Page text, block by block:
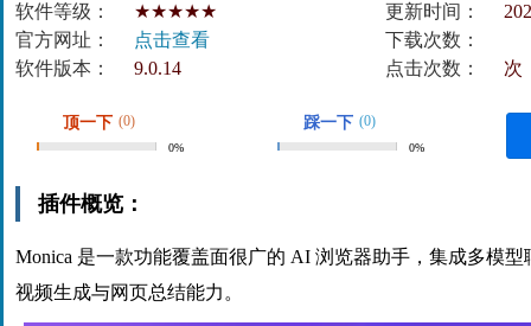
软件等级：
★★★★★ 更新时间：
官方网址：
点击查看
下载次数：
软件版本：
9.0.14 点击次数： 次
顶一下 (0)
0%
踩一下 (0)
0%
插件概览：
Monica 是一款功能覆盖面很广的 AI 浏览器助手，集成多模
视频生成与网页总结能力。